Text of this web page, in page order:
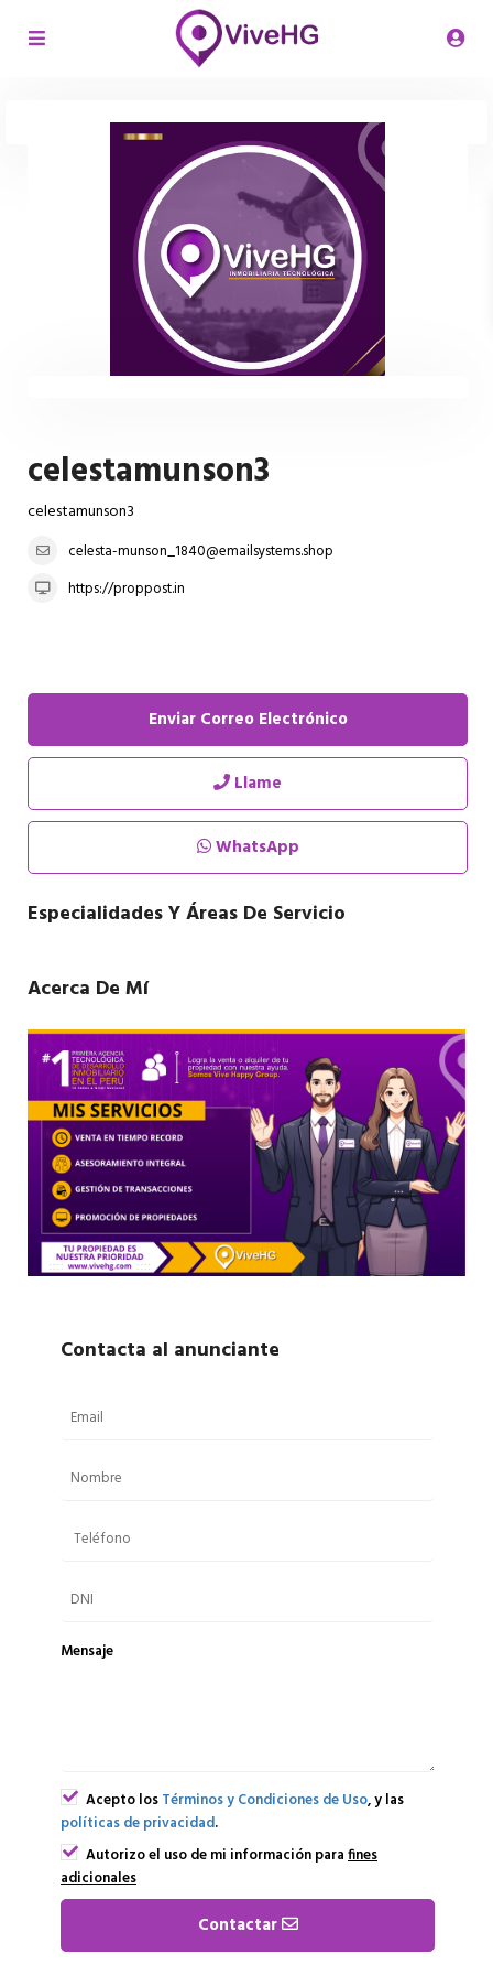
celestamunson3
celestamunson3
celesta-munson_1840@emailsystems.shop
https://proppost.in
Enviar Correo Electrónico
Llame
WhatsApp
Especialidades Y Áreas De Servicio
Acerca De Mí
Contacta al anunciante
Mensaje
Acepto losTérminos y Condiciones de Uso, y las
políticas de privacidad.
Autorizo el uso de mi información parafines
adicionales
Contactar